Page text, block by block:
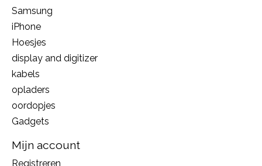
Samsung
iPhone
Hoesjes
display and digitizer
kabels
opladers
oordopjes
Gadgets
Mijn account
Registreren